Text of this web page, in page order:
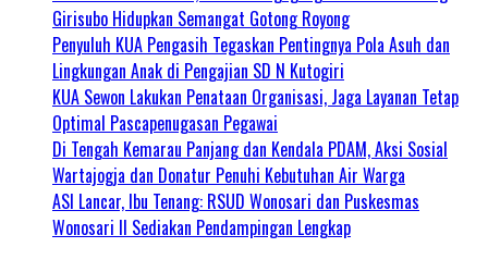
Girisubo Hidupkan Semangat Gotong Royong
Penyuluh KUA Pengasih Tegaskan Pentingnya Pola Asuh dan
Lingkungan Anak di Pengajian SD N Kutogiri
KUA Sewon Lakukan Penataan Organisasi, Jaga Layanan Tetap
Optimal Pascapenugasan Pegawai
Di Tengah Kemarau Panjang dan Kendala PDAM, Aksi Sosial
Wartajogja dan Donatur Penuhi Kebutuhan Air Warga
ASI Lancar, Ibu Tenang: RSUD Wonosari dan Puskesmas
Wonosari II Sediakan Pendampingan Lengkap